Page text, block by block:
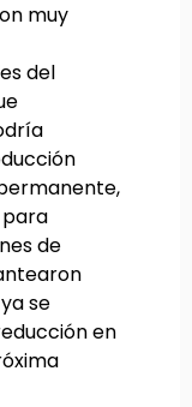
muy
del
de
se
en